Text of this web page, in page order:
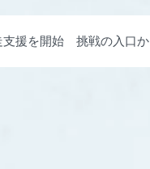
支援を開始 挑戦の入口